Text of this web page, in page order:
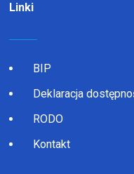
Linki
BIP
Deklaracja
RODO
Kontakt